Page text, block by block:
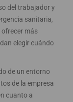
del trabajador y
sanitaria,
más
elegir cuándo
de un entorno
de la empresa
cuanto a